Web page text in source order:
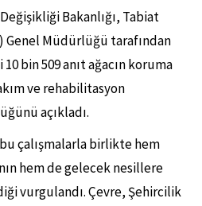
Bakanlığı, Tabiat
Genel Müdürlüğü tarafından
bin 509 anıt ağacın koruma
ve rehabilitasyon
açıkladı.
bu çalışmalarla birlikte hem
hem de gelecek nesillere
vurgulandı. Çevre, Şehircilik